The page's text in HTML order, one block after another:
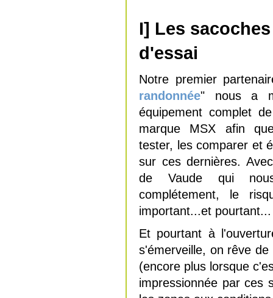
I] Les
d'essai
Notre premier
randonnée" nous a
équipement complet
marque MSX afin
tester, les comparer et
sur ces dernières.
de Vaude qui
complétement, le
important...et pourtant...
Et pourtant à
s'émerveille, on rêve
(encore plus lorsque
impressionnée par ces